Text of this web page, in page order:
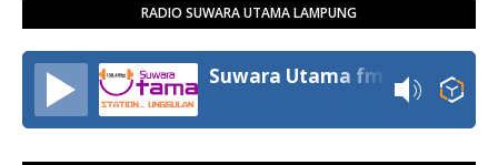
RADIO SUWARA UTAMA LAMPUNG
Suwara Utama fm